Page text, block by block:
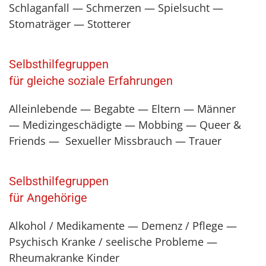
Schlaganfall — Schmerzen — Spielsucht —
Stomaträger — Stotterer
Selbsthilfegruppen
für gleiche soziale Erfahrungen
Alleinlebende — Begabte — Eltern — Männer
— Medizingeschädigte — Mobbing — Queer &
Friends — Sexueller Missbrauch — Trauer
Selbsthilfegruppen
für Angehörige
Alkohol / Medikamente — Demenz / Pflege —
Psychisch Kranke / seelische Probleme —
Rheumakranke Kinder